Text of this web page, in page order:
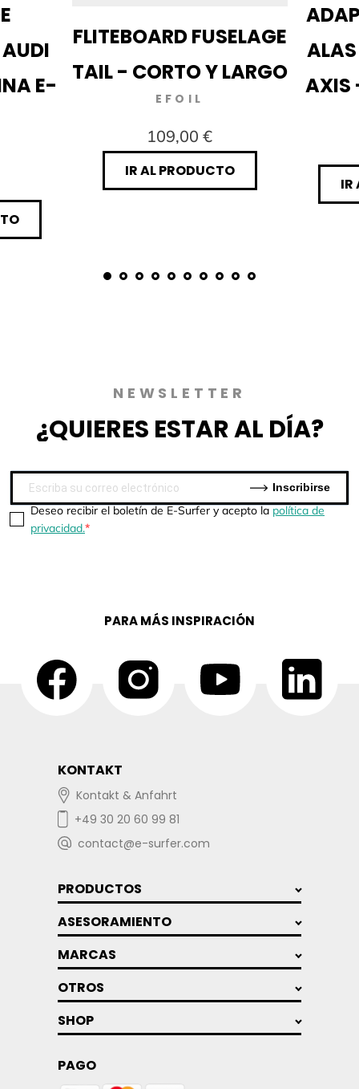
E-
FLITEBOARD FUSELAGE
TAIL - CORTO Y LARGO
EFOIL
109,00 €
IR AL PRODUCTO
AXIS
IR
NEWSLETTER
¿QUIERES ESTAR AL DÍA?
Deseo recibir el boletín de E-Surfer y acepto lapolítica de
privacidad.
Inscribirse
PARA MÁS INSPIRACIÓN
KONTAKT
Kontakt & Anfahrt
+49 30 20 60 99 81
contact@e-surfer.com
PRODUCTOS
ASESORAMIENTO
MARCAS
OTROS
SHOP
PAGO